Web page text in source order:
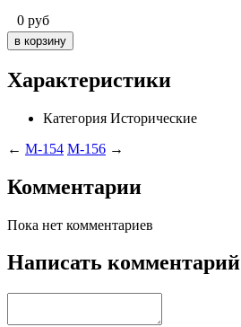
0 руб
Характеристики
Категория Исторические
← M-154 M-156 →
Комментарии
Пока нет комментариев
Написать комментарий